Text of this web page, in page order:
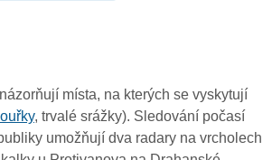
místa, na kterých se vyskytují
, trvalé srážky). Sledování počasí
umožňují dva radary na vrcholech